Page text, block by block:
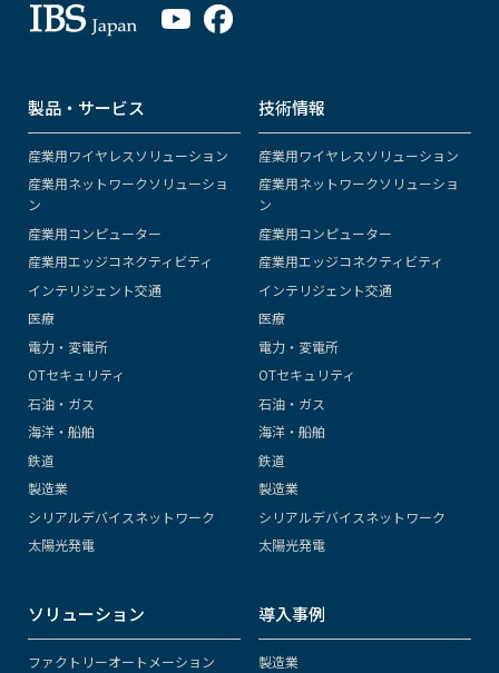
製品・サービス
産業用ワイヤレスソリューション
産業用ネットワークソリューショ
ン
産業用コンピューター
産業用エッジコネクティビティ
インテリジェント交通
医療
電力・変電所
OTセキュリティ
石油・ガス
海洋・船舶
鉄道
製造業
シリアルデバイスネットワーク
太陽光発電
技術情報
産業用ワイヤレスソリューション
産業用ネットワークソリューショ
ン
産業用コンピューター
産業用エッジコネクティビティ
インテリジェント交通
医療
電力・変電所
OTセキュリティ
石油・ガス
海洋・船舶
鉄道
製造業
シリアルデバイスネットワーク
太陽光発電
ソリューション
ファクトリーオートメーション
導入事例
製造業